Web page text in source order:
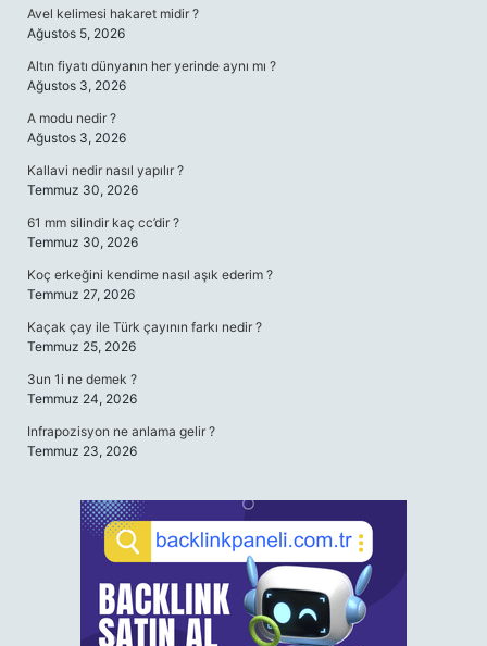
Avel kelimesi hakaret midir ?
Ağustos 5, 2026
Altın fiyatı dünyanın her yerinde aynı mı ?
Ağustos 3, 2026
A modu nedir ?
Ağustos 3, 2026
Kallavi nedir nasıl yapılır ?
Temmuz 30, 2026
61 mm silindir kaç cc’dir ?
Temmuz 30, 2026
Koç erkeğini kendime nasıl aşık ederim ?
Temmuz 27, 2026
Kaçak çay ile Türk çayının farkı nedir ?
Temmuz 25, 2026
3un 1i ne demek ?
Temmuz 24, 2026
Infrapozisyon ne anlama gelir ?
Temmuz 23, 2026